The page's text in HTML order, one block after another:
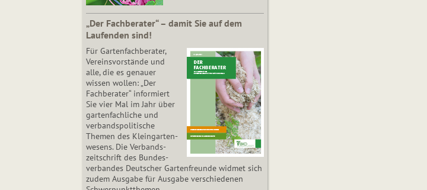
„Der Fachberater“ – damit Sie auf dem
Laufenden sind!
Für Gartenfachberater,
Vereinsvorstände und
alle, die es genauer
wissen wollen: „Der
Fachberater“ informiert
Sie vier Mal im Jahr über
gartenfachliche und
verbandspolitische
Themen des Klein­gar­ten­
wesens. Die Ver­bands­
zeit­schrift des Bun­des­
ver­ban­des Deutscher Gartenfreunde widmet sich
zudem Ausgabe für Ausgabe verschiedenen